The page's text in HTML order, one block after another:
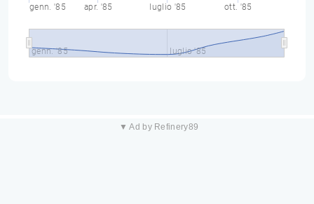
genn. '85 apr. '85 luglio '85 ott. '85
genn. '85 luglio '85
▼ Ad by Refinery89